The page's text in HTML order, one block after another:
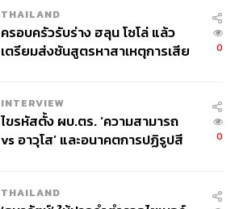
THAILAND
ครอบครัวรับร่าง ฮลุน โซโล่ แล้ว
เตรียมส่งชันสูตรหาสาเหตุการเสีย
0
INTERVIEW
ไขรหัสตั้ง ผบ.ตร. ‘ความสามารถ
vs อาวุโส’ และอนาคตการปฏิรูปสี
0
THAILAND